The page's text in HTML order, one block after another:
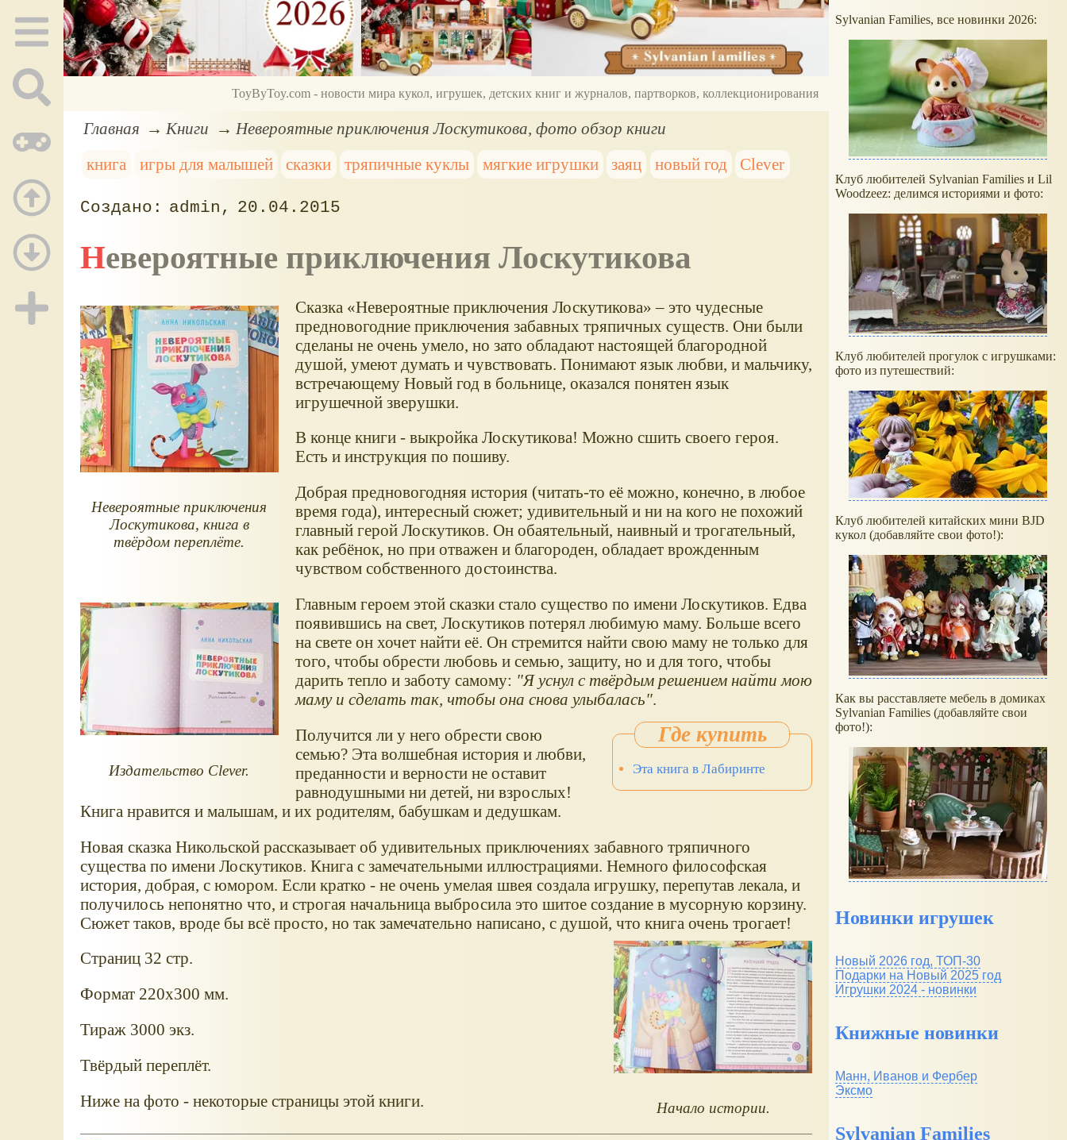
ToyByToy.com - новости мира кукол, игрушек, детских книг и журналов, партворков, коллекционирования
Главная Книги
Невероятные приключения Лоскутикова, фото обзор книги
книга
игры для малышей сказки тряпичные куклы мягкие игрушки заяц новый год Clever
admin 20.04.2015
Невероятные приключения Лоскутикова
Невероятные приключения
Лоскутикова, книга в
твёрдом переплёте.
Сказка «Невероятные приключения Лоскутикова» – это чудесные
предновогодние приключения забавных тряпичных существ. Они были
сделаны не очень умело, но зато обладают настоящей благородной
душой, умеют думать и чувствовать. Понимают язык любви, и мальчику,
встречающему Новый год в больнице, оказался понятен язык
игрушечной зверушки.
В конце книги - выкройка Лоскутикова! Можно сшить своего героя.
Есть и инструкция по пошиву.
Добрая предновогодняя история (читать-то её можно, конечно, в любое
время года), интересный сюжет; удивительный и ни на кого не похожий
главный герой Лоскутиков. Он обаятельный, наивный и трогательный,
как ребёнок, но при отважен и благороден, обладает врожденным
чувством собственного достоинства.
Издательство Clever.
Главным героем этой сказки стало существо по имени Лоскутиков. Едва
появившись на свет, Лоскутиков потерял любимую маму. Больше всего
на свете он хочет найти её. Он стремится найти свою маму не только для
того, чтобы обрести любовь и семью, защиту, но и для того, чтобы
дарить тепло и заботу самому: "Я уснул с твёрдым решением найти мою
маму и сделать так, чтобы она снова улыбалась".
Эта книга в Лабиринте
Получится ли у него обрести свою
семью? Эта волшебная история и любви,
преданности и верности не оставит
равнодушными ни детей, ни взрослых!
Книга нравится и малышам, и их родителям, бабушкам и дедушкам.
Новая сказка Никольской рассказывает об удивительных приключениях забавного тряпичного
существа по имени Лоскутиков. Книга с замечательными иллюстрациями. Немного философская
история, добрая, с юмором. Если кратко - не очень умелая швея создала игрушку, перепутав лекала, и
получилось непонятно что, и строгая начальница выбросила это шитое создание в мусорную корзину.
Сюжет таков, вроде бы всё просто, но так замечательно написано, с душой, что книга очень трогает!
Начало истории.
Страниц 32 стр.
Формат 220x300 мм.
Тираж 3000 экз.
Твёрдый переплёт.
Ниже на фото - некоторые страницы этой книги.
Sylvanian Families, все новинки 2026:
Клуб любителей Sylvanian Families и Lil
Woodzeez: делимся историями и фото:
Клуб любителей прогулок с игрушками:
фото из путешествий:
Клуб любителей китайских мини BJD
кукол (добавляйте свои фото!):
Как вы расставляете мебель в домиках
Sylvanian Families (добавляйте свои
фото!):
Новинки игрушек
Новый 2026 год, ТОП-30
Подарки на Новый 2025 год
Игрушки 2024 - новинки
Книжные новинки
Манн, Иванов и Фербер
Эксмо
Sylvanian Families